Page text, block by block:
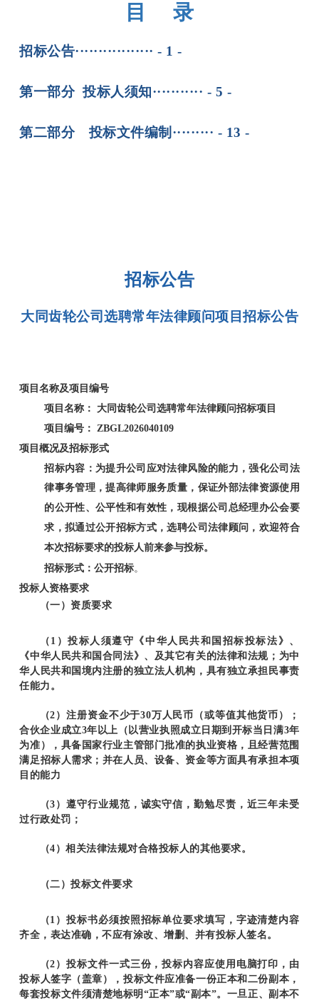
目 录
招标公告················· - 1 -
第一部分 投标人须知··········· - 5 -
第二部分 投标文件编制········· - 13 -
招标公告
大同齿轮公司选聘常年法律顾问项目招标公告
项目名称及项目编号
项目名称： 大同齿轮公司选聘常年法律顾问招标项目
项目编号： ZBGL2026040109
项目概况及招标形式
招标内容：为提升公司应对法律风险的能力，强化公司法
律事务管理，提高律师服务质量，保证外部法律资源使用
的公开性、公平性和有效性，现根据公司总经理办公会要
求，拟通过公开招标方式，选聘公司法律顾问，欢迎符合
本次招标要求的投标人前来参与投标。
招标形式：公开招标。
投标人资格要求
（一）资质要求
（1）投标人须遵守《中华人民共和国招标投标法》、
《中华人民共和国合同法》、及其它有关的法律和法规；为中
华人民共和国境内注册的独立法人机构，具有独立承担民事责
任能力。
（2）注册资金不少于30万人民币（或等值其他货币）；
合伙企业成立3年以上（以营业执照成立日期到开标当日满3年
为准），具备国家行业主管部门批准的执业资格，且经营范围
满足招标人需求；并在人员、设备、资金等方面具有承担本项
目的能力
（3）遵守行业规范，诚实守信，勤勉尽责，近三年未受
过行政处罚；
（4）相关法律法规对合格投标人的其他要求。
（二）投标文件要求
（1）投标书必须按照招标单位要求填写，字迹清楚内容
齐全，表达准确，不应有涂改、增删、并有投标人签名。
（2）投标文件一式三份，投标内容应使用电脑打印，由
投标人签字（盖章），投标文件应准备一份正本和二份副本，
每套投标文件须清楚地标明“正本”或“副本”。一旦正、副本不